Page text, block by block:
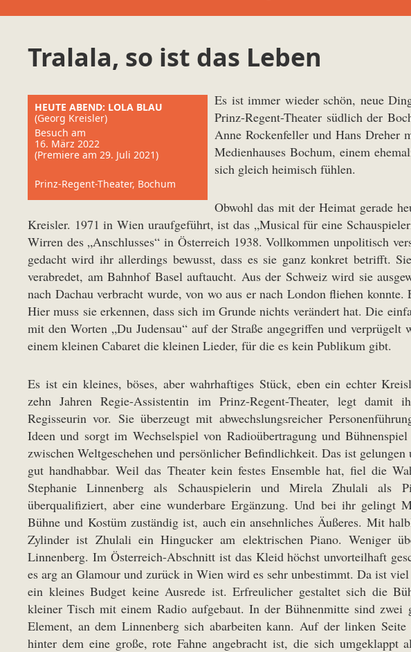
Tralala, so ist das Leben
HEUTE ABEND: LOLA BLAU
(Georg Kreisler)
Besuch am
16. März 2022
(Premiere am 29. Juli 2021)
Prinz-Regent-Theater, Bochum
Es ist immer wieder schön, neue
Prinz-Regent-Theater südlich der
Anne Rockenfeller und Hans Dreher
Medienhauses Bochum, einem
sich gleich heimisch fühlen.
Obwohl das mit der Heimat gerade
Kreisler. 1971 in Wien uraufgeführt, ist das „Musical für eine
Wirren des „Anschlusses“ in Österreich 1938. Vollkommen unpolitisch
gedacht wird ihr allerdings bewusst, dass es sie ganz konkret betrifft.
verabredet, am Bahnhof Basel auftaucht. Aus der Schweiz wird sie
nach Dachau verbracht wurde, von wo aus er nach London fliehen
Hier muss sie erkennen, dass sich im Grunde nichts verändert hat. Die
mit den Worten „Du Judensau“ auf der Straße angegriffen und
einem kleinen Cabaret die kleinen Lieder, für die es kein Publikum gibt.
Es ist ein kleines, böses, aber wahrhaftiges Stück, eben ein echter
zehn Jahren Regie-Assistentin im Prinz-Regent-Theater, legt damit
Regisseurin vor. Sie überzeugt mit abwechslungsreicher
Ideen und sorgt im Wechselspiel von Radioübertragung und
zwischen Weltgeschehen und persönlicher Befindlichkeit. Das ist gelungen
gut handhabbar. Weil das Theater kein festes Ensemble hat, fiel die
Stephanie Linnenberg als Schauspielerin und Mirela Zhulali als
überqualifiziert, aber eine wunderbare Ergänzung. Und bei ihr gelingt
Bühne und Kostüm zuständig ist, auch ein ansehnliches Äußeres. Mit
Zylinder ist Zhulali ein Hingucker am elektrischen Piano. Weniger
Linnenberg. Im Österreich-Abschnitt ist das Kleid höchst unvorteilhaft
es arg an Glamour und zurück in Wien wird es sehr unbestimmt. Da ist
ein kleines Budget keine Ausrede ist. Erfreulicher gestaltet sich die
kleiner Tisch mit einem Radio aufgebaut. In der Bühnenmitte sind zwei
Element, an dem Linnenberg sich abarbeiten kann. Auf der linken
hinter dem eine große, rote Fahne angebracht ist, die sich umgeklappt